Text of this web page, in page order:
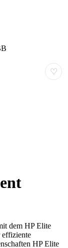
♡
dem HP Elite
HP Elite